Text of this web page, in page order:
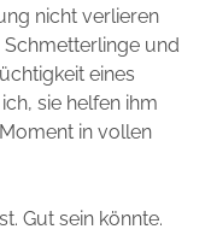
nicht verlieren
und
eines
sie helfen ihm
in vollen
Gut sein könnte.